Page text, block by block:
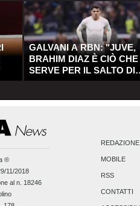
GALVANI A RBN: "JUVE,
BRAHIM DIAZ È CIÒ CHE
SERVE PER IL SALTO DI
QUALITÀ"
®
11/2018
al n. 18246
REDAZIONE
MOBILE
RSS
CONTATTI